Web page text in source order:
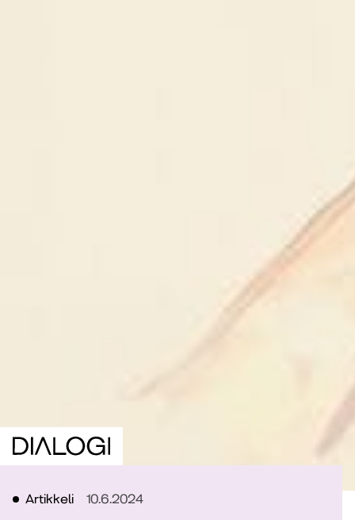
Artikkeli 10.6.2024